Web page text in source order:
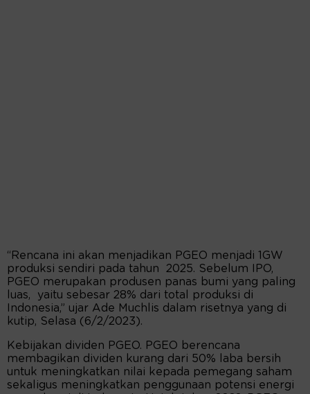
“Rencana ini akan menjadikan PGEO menjadi 1GW
produksi sendiri pada tahun 2025. Sebelum IPO,
PGEO merupakan produsen panas bumi yang paling
luas, yaitu sebesar 28% dari total produksi di
Indonesia,” ujar Ade Muchlis dalam risetnya yang di
kutip, Selasa (6/2/2023).
Kebijakan dividen PGEO. PGEO berencana
membagikan dividen kurang dari 50% laba bersih
untuk meningkatkan nilai kepada pemegang saham
sekaligus meningkatkan penggunaan potensi energi